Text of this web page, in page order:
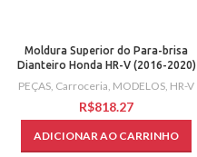
Moldura Superior do Para-brisa
Dianteiro Honda HR-V (2016-2020)
PEÇAS, Carroceria, MODELOS, HR-V
R$
ADICIONAR AO CARRINHO